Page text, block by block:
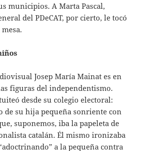
municipios. A Marta Pascal,
del PDeCAT, por cierto, le tocó
Josep María Mainat es en
figuras del independentismo.
desde su colegio electoral:
de su hija pequeña sonriente con
suponemos, iba la papeleta de
catalán. Él mismo ironizaba
a la pequeña contra